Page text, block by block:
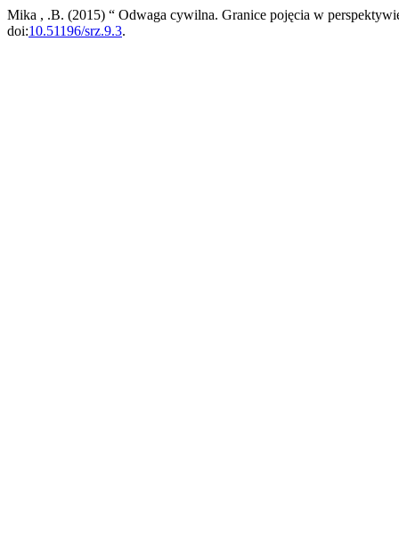
Mika , .B. (2015) “ Odwaga cywilna. Granice pojęcia w
doi:10.51196/srz.9.3.